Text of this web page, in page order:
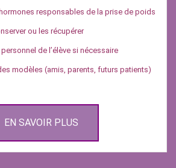
responsables de la prise de poids
ou les récupérer
de l’élève si nécessaire
modèles (amis, parents, futurs patients)
EN SAVOIR PLUS